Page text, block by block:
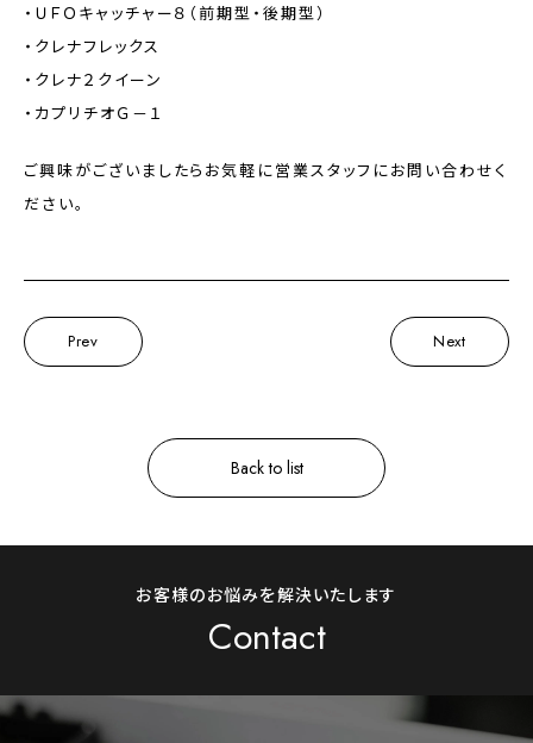
・ＵＦＯキャッチャー８（前期型・後期型）
・クレナフレックス
・クレナ２クイーン
・カプリチオＧ－１
ご興味がございましたらお気軽に営業スタッフにお問い合わせく
ださい。
Prev Next
Back to list
お客様のお悩みを解決いたします
Contact